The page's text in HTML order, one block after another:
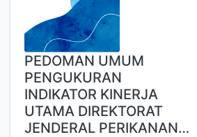
PEDOMAN UMUM
PENGUKURAN
INDIKATOR KINERJA
UTAMA DIREKTORAT
JENDERAL PERIKANAN…